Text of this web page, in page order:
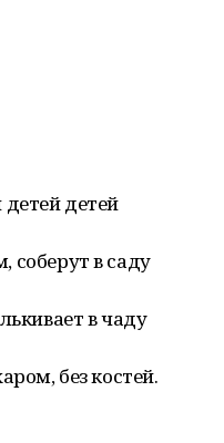
детей
соберут в саду
в чаду
без костей.